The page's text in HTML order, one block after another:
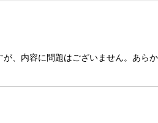
、内容に問題はございません。あらか